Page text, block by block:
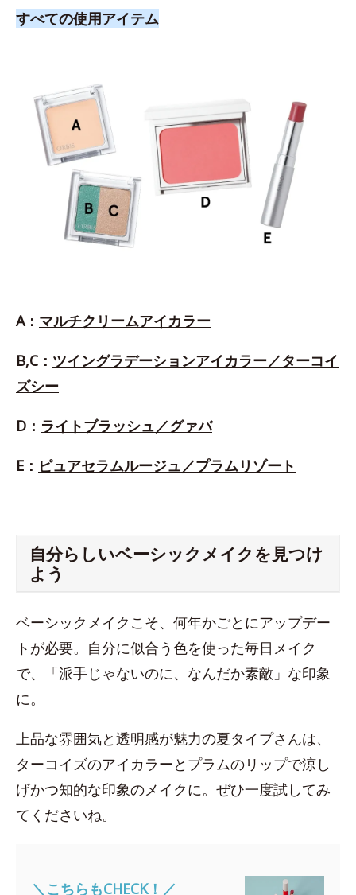
すべての使用アイテム
A： マルチクリームアイカラー
B,C： ツイングラデーションアイカラー／ターコイ
ズシー
D： ライトブラッシュ／グァバ
E： ピュアセラムルージュ／プラムリゾート
自分らしいベーシックメイクを見つけ
よう
ベーシックメイクこそ、何年かごとにアップデー
トが必要。自分に似合う色を使った毎日メイク
で、「派手じゃないのに、なんだか素敵」な印象
に。
上品な雰囲気と透明感が魅力の夏タイプさんは、
ターコイズのアイカラーとプラムのリップで涼し
げかつ知的な印象のメイクに。ぜひ一度試してみ
てくださいね。
＼こちらもCHECK！／